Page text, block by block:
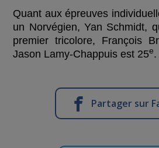
Quant aux épreuves
un Norvégien, Yan Schmidt,
premier tricolore, François
Jason Lamy-Chappuis est 25e.
Partager sur